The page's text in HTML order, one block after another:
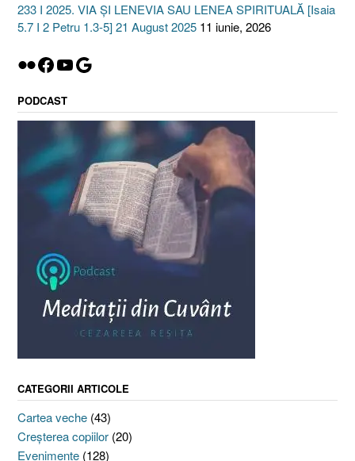
233 I 2025. VIA ȘI LENEVIA SAU LENEA SPIRITUALĂ [Isaia
5.7 I 2 Petru 1.3-5] 21 August 2025 11 iunie, 2026
Flickr
Facebook
YouTube
Google
PODCAST
CATEGORII ARTICOLE
Cartea veche (43)
Creşterea copiilor (20)
Evenimente (128)